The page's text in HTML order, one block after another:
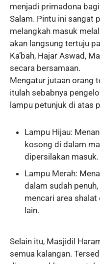
menjadi primadona
Salam. Pintu ini sangat
melangkah masuk
akan langsung tertuju
Ka’bah, Hajar Aswad,
secara bersamaan.
Mengatur jutaan orang
itulah sebabnya
lampu petunjuk di atas
Lampu Hijau:
kosong di dalam
dipersilakan masuk.
Lampu Merah:
dalam sudah
mencari area
lain.
Selain itu, Masjidil
semua kalangan.